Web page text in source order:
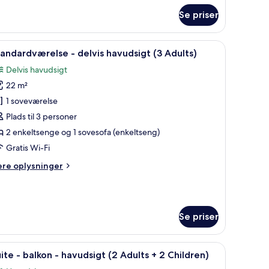
Se priser
med et bord og stole, en fletstol og havudsigt.
Et hotelværelse med en stor seng, et
3 - delvis havudsigt (3 Adults)
Delvis havudsigt
22 m²
1 soveværelse
Plads til 3 personer
2 enkeltsenge og 1 sovesofa (enkeltseng)
Gratis Wi-Fi
oplysninger
Se priser
med et bord og stole, en fletstol og havudsigt.
Et hotelværelse med en stor seng, en
6 - balkon - havudsigt (2 Adults + 2 Children)